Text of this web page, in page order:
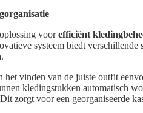
voorefficiënt
systeem biedt verschillende
.
het vinden van de juiste outfit
kledingstukken automatisch
zorgt voor een georganiseerde